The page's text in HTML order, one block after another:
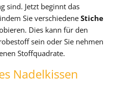
sind. Jetzt beginnt das
Sie verschiedeneStiche
Dies kann für den
sein oder Sie nehmen
Stoffquadrate.
Nadelkissen